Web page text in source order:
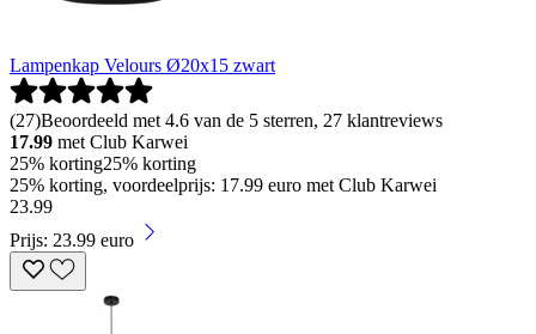
Lampenkap Velours Ø20x15 zwart
(27)Beoordeeld met 4.6 van de 5 sterren, 27 klantreviews
17.99 met Club Karwei
25% korting25% korting
25% korting, voordeelprijs: 17.99 euro met Club Karwei
23.99
Prijs: 23.99 euro